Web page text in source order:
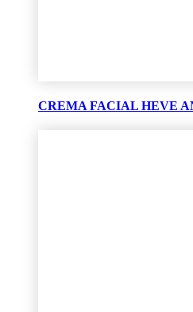
CREMA FACIAL HEVE